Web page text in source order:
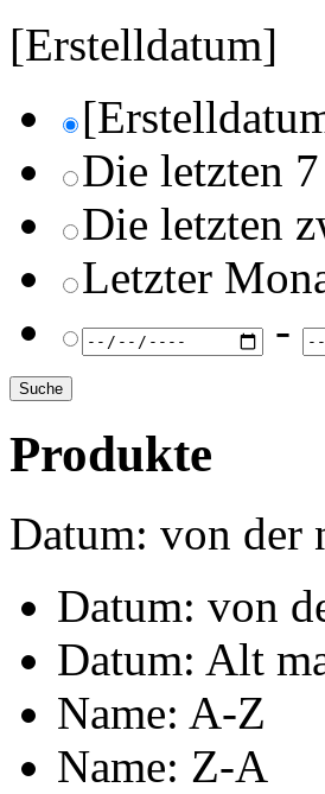
[Erstelldatum]
Die letzten 7
Die letzten
Letzter
-
Produkte
Datum: von der
Datum: von
Datum: Alt
Name: A-Z
Name: Z-A